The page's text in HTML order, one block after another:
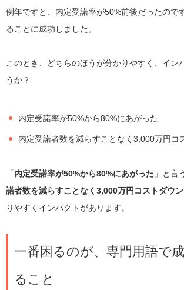
例年ですと、内定受諾率が50%前後だったので
ることに成功しました。
このとき、どちらのほうが分かりやすく、イン
うか？
内定受諾率が50%から80%にあがった
内定受諾者数を減らすことなく3,000万円コ
「内定受諾率が50%から80%にあがった 」と言
諾者数を減らすことなく3,000万円コストダウ
りやすくインパクトがあります。
一番困るのが、専門用語で
ること